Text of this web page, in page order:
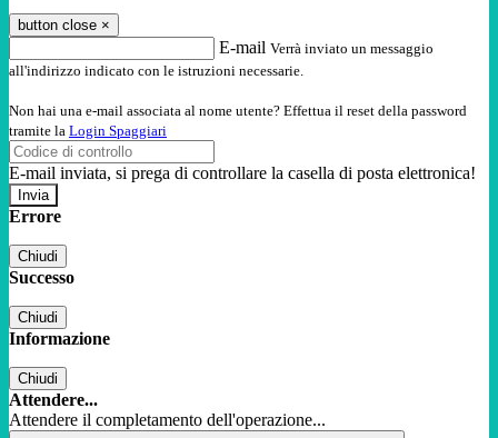
button close ×
E-mail Verrà inviato un messaggio
all'indirizzo indicato con le istruzioni necessarie.
Non hai una e-mail associata al nome utente? Effettua il reset della password
tramite la Login Spaggiari
E-mail inviata, si prega di controllare la casella di posta elettronica!
Errore
Chiudi
Successo
Chiudi
Informazione
Chiudi
Attendere...
Attendere il completamento dell'operazione...